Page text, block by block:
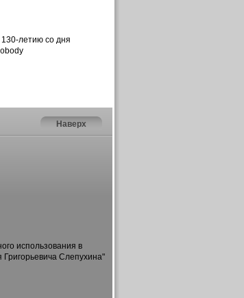
летию со дня
Наверх
использования в
Слепухина"